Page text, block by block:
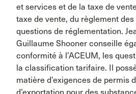
et services et de la taxe de
taxe de vente, du règlement
questions de réglementation.
Guillaume Shooner conseille
conformité à l’ACEUM, les
la classification tarifaire. Il
matière d’exigences de permis